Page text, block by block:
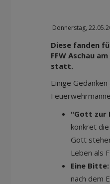
Donnerstag,
Diese fanden
FFW Aschau
statt.
Einige
"Gott zur
konkret
Gott
Leben als
Eine Bitte:
nach dem